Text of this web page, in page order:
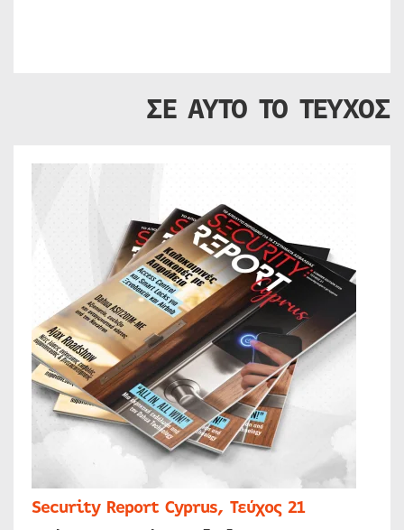
ΣΕ ΑΥΤΟ ΤΟ ΤΕΥΧΟΣ
Security Report Cyprus, Τεύχος 21